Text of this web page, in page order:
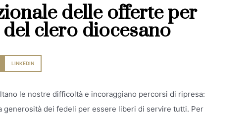
delle offerte per
clero diocesano
LINKEDIN
le nostre difficoltà e incoraggiano percorsi di ripresa:
generosità dei fedeli per essere liberi di servire tutti. Per